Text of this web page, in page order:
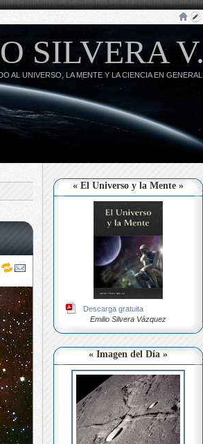
SILVERA V.
AL UNIVERSO, LA MENTE Y LA CIENCIA EN GENERAL.
« El Universo y la Mente »
Descarga gratuita
Emilio Silvera Vázquez
« Imagen del Día »